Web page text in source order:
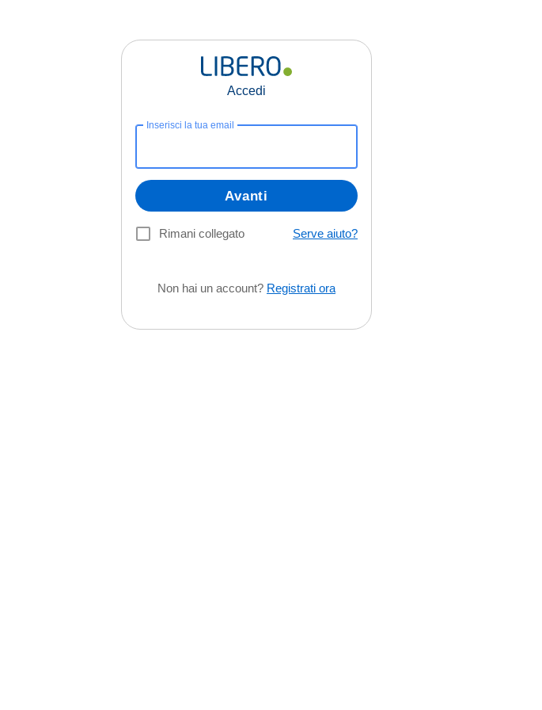
Accedi
Inserisci la tua email
Avanti
Rimani collegato Serve aiuto?
Non hai un account? Registrati ora